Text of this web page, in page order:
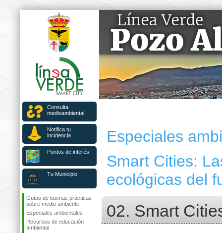
Consulta
medioambiental
Notifica tu
incidencia
Puntos de interés
Tu Municipio
Guías de buenas prácticas
sobre medio ambiente
Especiales ambientales
Recursos de educación
ambiental
Especiales
Smart Cities:
ecológicas del
02. Smart